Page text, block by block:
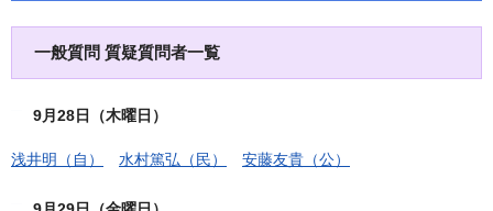
一般質問 質疑質問者一覧
9月28日（木曜日）
浅井明（自） 水村篤弘（民） 安藤友貴（公）